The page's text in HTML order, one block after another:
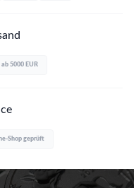
5000 EUR
Shop geprüft